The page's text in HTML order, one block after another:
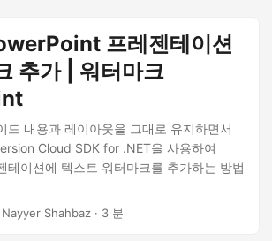
프레젠테이션
추가 | 워터마크
드 내용과 레이아웃을 그대로 유지하면서
Cloud SDK for .NET을 사용하여
테이션에 텍스트 워터마크를 추가하는 방법
Nayyer Shahbaz · 3 분